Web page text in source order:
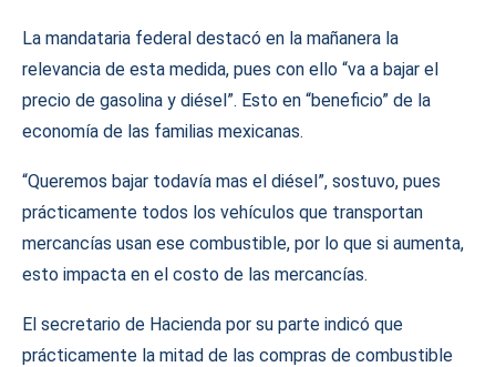
La mandataria federal destacó en la mañanera la
relevancia de esta medida, pues con ello “va a bajar el
precio de gasolina y diésel”. Esto en “beneficio” de la
economía de las familias mexicanas.
“Queremos bajar todavía mas el diésel”, sostuvo, pues
prácticamente todos los vehículos que transportan
mercancías usan ese combustible, por lo que si aumenta,
esto impacta en el costo de las mercancías.
El secretario de Hacienda por su parte indicó que
prácticamente la mitad de las compras de combustible